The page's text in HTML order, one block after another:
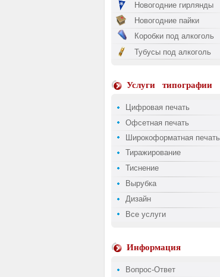
Новогодние гирлянды
Новогодние пайки
Коробки под алкоголь
Тубусы под алкоголь
Услуги типографии
Цифровая печать
Офсетная печать
Широкоформатная печать
Тиражирование
Тиснение
Вырубка
Дизайн
Все услуги
Информация
Вопрос-Ответ